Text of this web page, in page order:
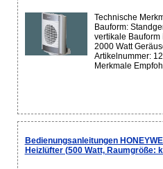
Technische
Bauform:
vertikale
2000 Watt
Artikelnummer:
Merkmale
Bedienungsanleitungen
Heizlüfter (500 Watt, Raumgröße: